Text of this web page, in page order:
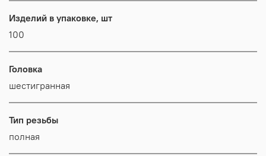
Изделий в упаковке, шт
100
Головка
шестигранная
Тип резьбы
полная